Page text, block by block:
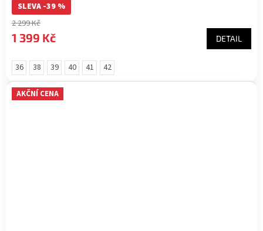
SLEVA -39 %
2 299 Kč
1 399 Kč DETAIL
36 38 39 40 41 42
AKČNÍ CENA